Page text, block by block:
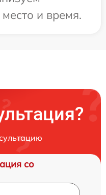
и время.
со